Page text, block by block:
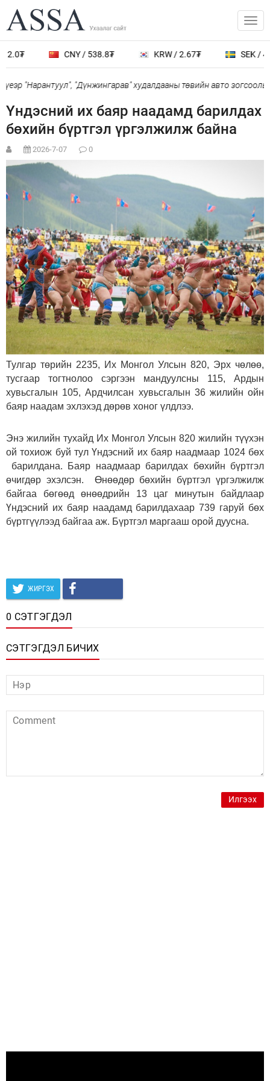
CNY / 538.8₮ KRW / 2.67₮ SEK /
"Нарантуул", "Дүнжингарав" худалдааны төвийн авто зогсоолыг
Үндэсний их баяр наадамд барилдах
бөхийн бүртгэл үргэлжилж байна
2026-7-07 0
Тулгар төрийн 2235, Их Монгол Улсын 820, Эрх чөлөө,
тусгаар тогтнолоо сэргээн мандуулсны 115, Ардын
хувьсгалын 105, Ардчилсан хувьсгалын 36 жилийн ойн
баяр наадам эхлэхэд дөрөв хоног үлдлээ.
Энэ жилийн тухайд Их Монгол Улсын 820 жилийн түүхэн
ой тохиож буй тул Үндэсний их баяр наадмаар 1024 бөх
барилдана. Баяр наадмаар барилдах бөхийн бүртгэл
өчигдөр эхэлсэн. Өнөөдөр бөхийн бүртгэл үргэлжилж
байгаа бөгөөд өнөөдрийн 13 цаг минутын байдлаар
Үндэсний их баяр наадамд барилдахаар 739 гаруй бөх
бүртгүүлээд байгаа аж. Бүртгэл маргааш орой дуусна.
ЖИРГЭХ
0 СЭТГЭГДЭЛ
СЭТГЭГДЭЛ БИЧИХ
Илгээх